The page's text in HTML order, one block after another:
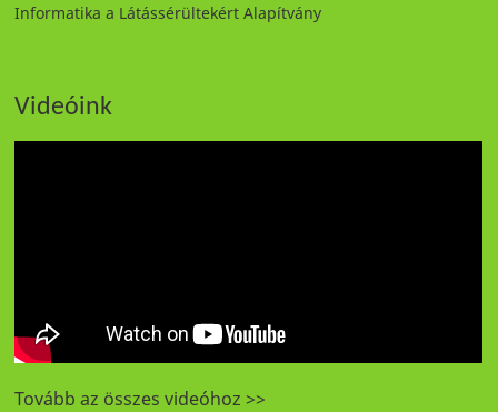
Informatika a Látássérültekért Alapítvány
Videóink
Tovább az összes videóhoz >>